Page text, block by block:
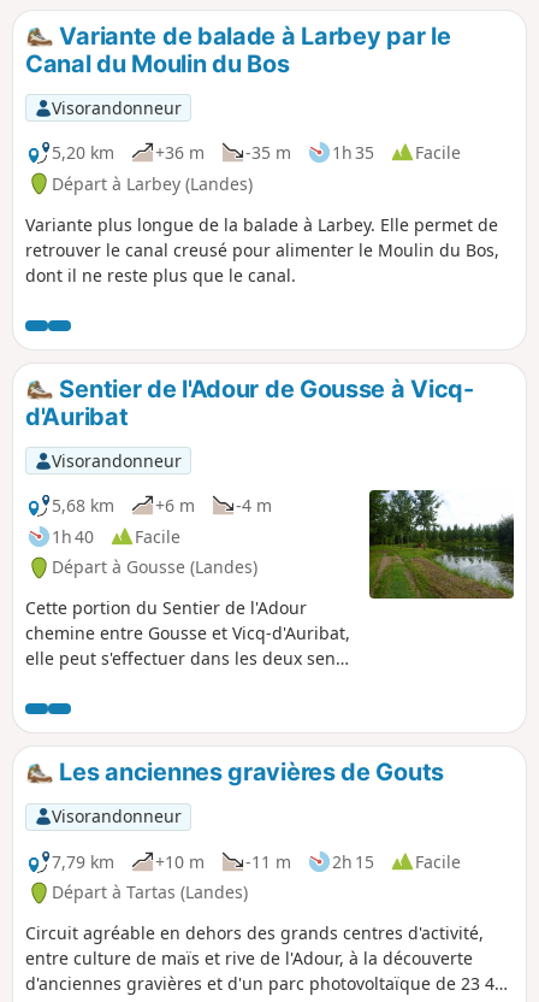
Variante de balade à Larbey par le
Canal du Moulin du Bos
Visorandonneur
5,20 km
+36 m -35 m 1h 35
Facile
Départ à Larbey (Landes)
Variante plus longue de la balade à Larbey. Elle permet de
retrouver le canal creusé pour alimenter le Moulin du Bos,
dont il ne reste plus que le canal.
Sentier de l'Adour de Gousse à Vicq-
d'Auribat
Visorandonneur
5,68 km
+6 m
-4 m
1h 40
Facile
Départ à Gousse (Landes)
Cette portion du Sentier de l'Adour
chemine entre Gousse et Vicq-d'Auribat,
elle peut s'effectuer dans les deux sens
ce cas il est nécessaire de s'organiser à
deux véhicules.
Les anciennes gravières de Gouts
Visorandonneur
7,79 km
+10 m -11 m 2h 15
Facile
Départ à Tartas (Landes)
Circuit agréable en dehors des grands centres d'activité,
entre culture de maïs et rive de l'Adour, à la découverte
d'anciennes gravières et d'un parc photovoltaïque de 23 400